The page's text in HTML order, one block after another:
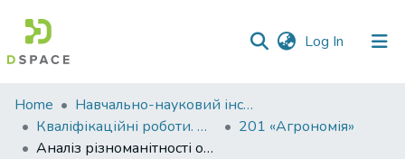
Log In (current)
Communities
&
Collections
Home
Навчально-науковий інститут агротехнологій, селекції та екології
Кваліфікаційні роботи. ННІ агротехнологій, селекції та екології
201 «Агрономія»
Аналіз різноманітності ознак насіння гороху посівного та їх вплив на насіннєву продуктивнісь